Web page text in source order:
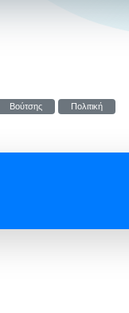
Βούτσης Πολιτική